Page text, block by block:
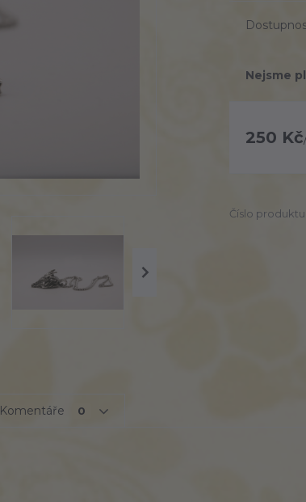
Nejsme
250 Kč
Číslo produktu:
Komentáře 0